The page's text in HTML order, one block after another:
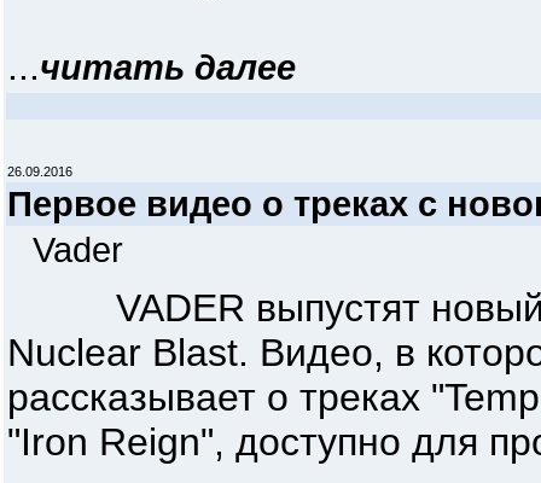
...читать далее
26.09.2016
Первое видео о треках с
Vader
VADER выпустят новый
Nuclear Blast. Видео, в
рассказывает о треках
"Iron Reign", доступно для